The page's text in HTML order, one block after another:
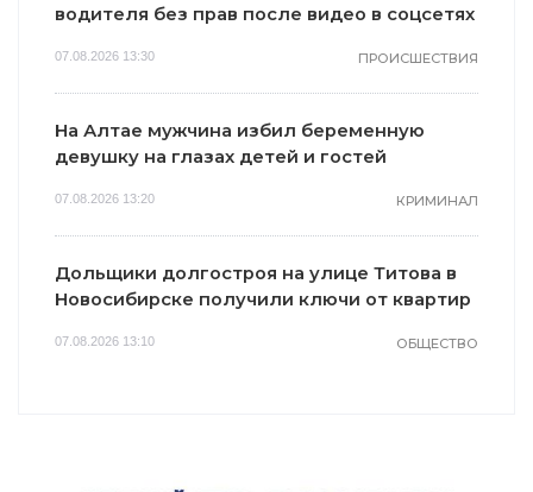
водителя без прав после видео в соцсетях
07.08.2026 13:30 ПРОИСШЕСТВИЯ
На Алтае мужчина избил беременную
девушку на глазах детей и гостей
07.08.2026 13:20 КРИМИНАЛ
Дольщики долгостроя на улице Титова в
Новосибирске получили ключи от квартир
07.08.2026 13:10 ОБЩЕСТВО